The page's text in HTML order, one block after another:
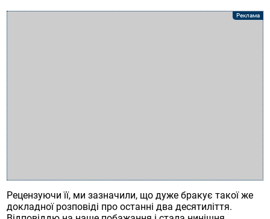
Рецензуючи її, ми зазначили, що дуже бракує такої же
докладної розповіді про останні два десятиліття.